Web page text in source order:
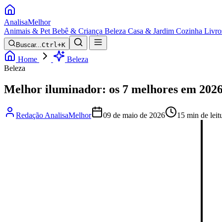
AnalisaMelhor
Animais & Pet Bebê & Criança Beleza Casa & Jardim Cozinha
Buscar...Ctrl+K
Home
Beleza
Beleza
Melhor iluminador: os 7 melhores em
Redação AnalisaMelhor 09 de maio de 2026 15 min de